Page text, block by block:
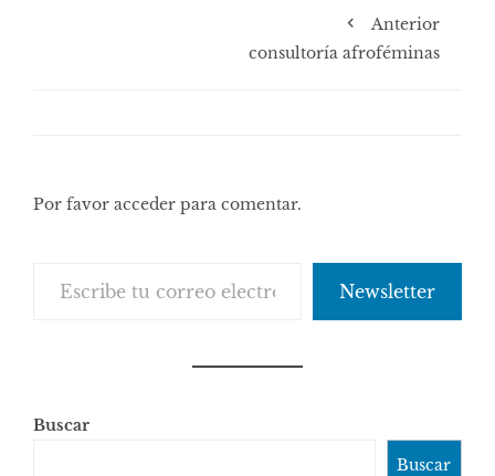
Anterior
consultoría afroféminas
Por favor acceder para comentar.
Newsletter
Buscar
Buscar